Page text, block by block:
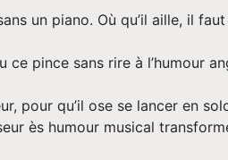
un piano. Où qu’il aille, il
ce pince sans rire à l’humour
pour qu’il ose se lancer en
ès humour musical